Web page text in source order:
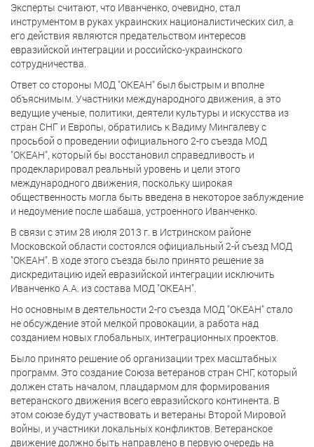
Эксперты считают, что Иванченко, очевидно, стал
инструментом в руках украинских националистических сил, а
его действия являются предательством интересов
евразийской интеграции и российско-украинского
сотрудничества.
Ответ со стороны МОД "ОКЕАН" был быстрым и вполне
объяснимым. Участники международного движения, а это
ведущие ученые, политики, деятели культуры и искусства из
стран СНГ и Европы, обратились к Вадиму Мингалеву с
просьбой о проведении официального 2-го съезда МОД
"ОКЕАН", который бы восстановил справедливость и
продекларировал реальный уровень и цели этого
международного движения, поскольку широкая
общественность могла быть введена в некоторое заблуждение
и недоумение после шабаша, устроенного Иванченко.
В связи с этим 28 июля 2013 г. в Истринском районе
Московской области состоялся официальный 2-й съезд МОД
"ОКЕАН". В ходе этого съезда было принято решение за
дискредитацию идей евразийской интеграции исключить
Иванченко А.А. из состава МОД "ОКЕАН".
Но основным в деятельности 2-го съезда МОД "ОКЕАН" стало
не обсуждение этой мелкой провокации, а работа над
созданием новых глобальных, интеграционных проектов.
Было принято решение об организации трех масштабных
программ. Это создание Союза ветеранов стран СНГ, который
должен стать началом, плацдармом для формирования
ветеранского движения всего евразийского континента. В
этом союзе будут участвовать и ветераны Второй Мировой
войны, и участники локальных конфликтов. Ветеранское
движение должно быть направлено в первую очередь на